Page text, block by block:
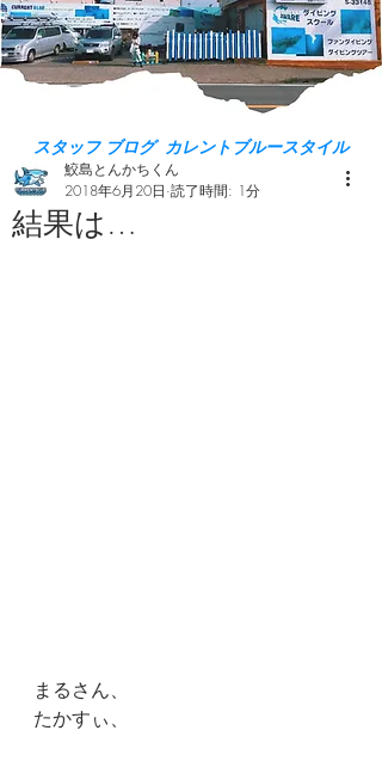
スタッフ ブログ カレントブルースタイル
結果は…
鮫島とんかちくん
2018年6月20日 読了時間: 1分
まるさん、
たかすぃ、